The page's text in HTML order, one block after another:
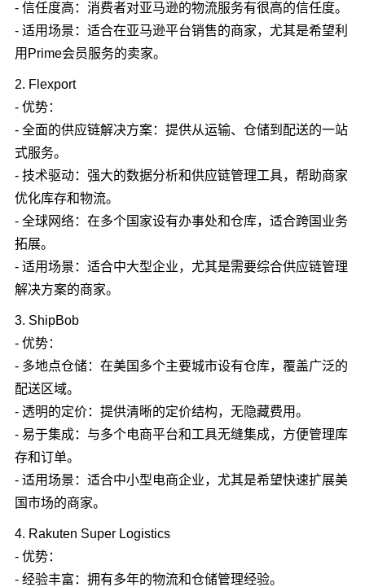
- 信任度高：消费者对亚马逊的物流服务有很高的信任度。
- 适用场景：适合在亚马逊平台销售的商家，尤其是希望利
用Prime会员服务的卖家。
2. Flexport
- 优势：
- 全面的供应链解决方案：提供从运输、仓储到配送的一站
式服务。
- 技术驱动：强大的数据分析和供应链管理工具，帮助商家
优化库存和物流。
- 全球网络：在多个国家设有办事处和仓库，适合跨国业务
拓展。
- 适用场景：适合中大型企业，尤其是需要综合供应链管理
解决方案的商家。
3. ShipBob
- 优势：
- 多地点仓储：在美国多个主要城市设有仓库，覆盖广泛的
配送区域。
- 透明的定价：提供清晰的定价结构，无隐藏费用。
- 易于集成：与多个电商平台和工具无缝集成，方便管理库
存和订单。
- 适用场景：适合中小型电商企业，尤其是希望快速扩展美
国市场的商家。
4. Rakuten Super Logistics
- 优势：
- 经验丰富：拥有多年的物流和仓储管理经验。